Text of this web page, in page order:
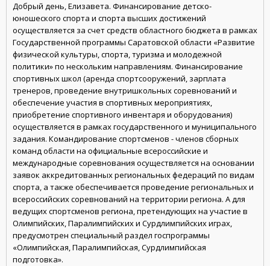
Добрый день, Елизавета. Финансирование детско-
юношеского спорта и спорта высших достижений
осуществляется за счет средств областного бюджета в рамках
Государственной программы Саратовской области «Развитие
физической культуры, спорта, туризма и молодежной
политики» по нескольким направлениям. Финансирование
спортивных школ (аренда спортсооружений, зарплата
тренеров, проведение внутришкольных соревнований и
обеспечение участия в спортивных мероприятиях,
приобретение спортивного инвентаря и оборудования)
осуществляется в рамках государственного и муниципального
задания. Командирование спортсменов - членов сборных
команд области на официальные всероссийские и
международные соревнования осуществляется на основании
заявок аккредитованных региональных федераций по видам
спорта, а также обеспечивается проведение региональных и
всероссийских соревнований на территории региона. А для
ведущих спортсменов региона, претендующих на участие в
Олимпийских, Паралимпийских и Сурдлимпийских играх,
предусмотрен специальный раздел госпрограммы
«Олимпийская, Паралимпийская, Сурдлимпийская
подготовка».